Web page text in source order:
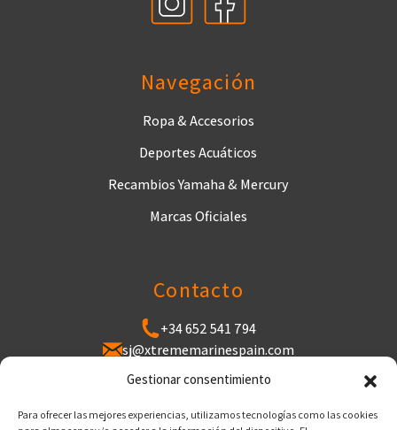
Gestionar consentimiento
Para ofrecer las mejores experiencias, utilizamos tecnologías como las cookies
Navegación
Ropa & Accesorios
Deportes Acuáticos
Recambios Yamaha & Mercury
Marcas Oficiales
Contacto
+34 652 541 794
sj@xtrememarinespain.com
Puerto de Cabopino, Varadero de Cabopino,